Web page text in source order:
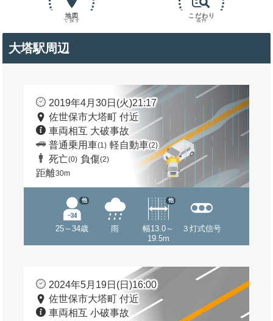
地図
で探す
こだわり
条件
大塔駅周辺
2019年4月30日(火)21:17
佐世保市大塔町 付近
車両相互 大破事故
普通乗用車(1) 軽自動車(2)
死亡(0) 負傷(2)
距離30m
25～34歳
他
雨
幅13.0～
19.5m
他
３灯式信号
2024年5月19日(日)16:00
佐世保市大塔町 付近
車両相互 小破事故